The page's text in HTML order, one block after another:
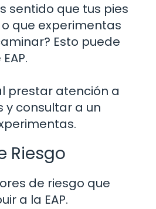
sentido que tus pies
que experimentas
Esto puede
prestar atención a
y consultar a un
Riesgo
de riesgo que
a la EAP.